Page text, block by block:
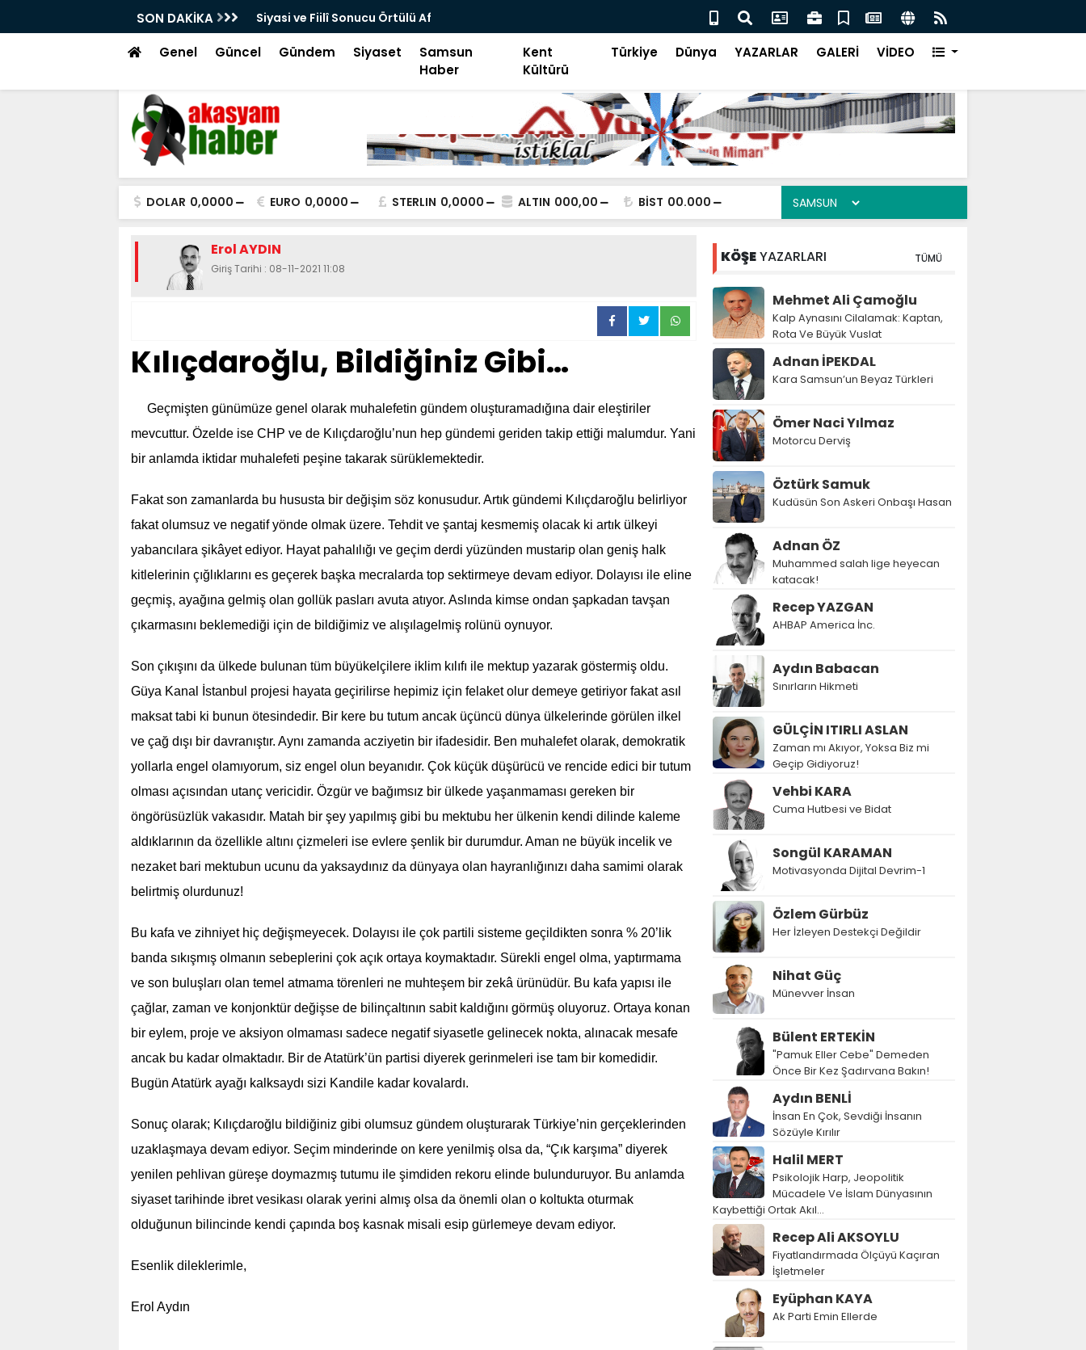
SON DAKİKA Özel Bireyler Yaz Tatilini Dolu Dolu Geçiriyor Kara Samsun’un Beyaz Türkleri
Genel Güncel Gündem Siyaset
Samsun
Haber
Kent
Kültürü
Türkiye Dünya YAZARLAR GALERİ VİDEO
DOLAR 0,0000 EURO 0,0000 STERLIN 0,0000 ALTIN 000,00 BİST 00.000
Erol AYDIN
Giriş Tarihi : 08-11-2021 11:08
Kılıçdaroğlu, Bildiğiniz Gibi…
Geçmişten günümüze genel olarak muhalefetin gündem oluşturamadığına dair eleştiriler
mevcuttur. Özelde ise CHP ve de Kılıçdaroğlu’nun hep gündemi geriden takip ettiği malumdur. Yani
bir anlamda iktidar muhalefeti peşine takarak sürüklemektedir.
Fakat son zamanlarda bu hususta bir değişim söz konusudur. Artık gündemi Kılıçdaroğlu belirliyor
fakat olumsuz ve negatif yönde olmak üzere. Tehdit ve şantaj kesmemiş olacak ki artık ülkeyi
yabancılara şikâyet ediyor. Hayat pahalılığı ve geçim derdi yüzünden mustarip olan geniş halk
kitlelerinin çığlıklarını es geçerek başka mecralarda top sektirmeye devam ediyor. Dolayısı ile eline
geçmiş, ayağına gelmiş olan gollük pasları avuta atıyor. Aslında kimse ondan şapkadan tavşan
çıkarmasını beklemediği için de bildiğimiz ve alışılagelmiş rolünü oynuyor.
Son çıkışını da ülkede bulunan tüm büyükelçilere iklim kılıfı ile mektup yazarak göstermiş oldu.
Güya Kanal İstanbul projesi hayata geçirilirse hepimiz için felaket olur demeye getiriyor fakat asıl
maksat tabi ki bunun ötesindedir. Bir kere bu tutum ancak üçüncü dünya ülkelerinde görülen ilkel
ve çağ dışı bir davranıştır. Aynı zamanda acziyetin bir ifadesidir. Ben muhalefet olarak, demokratik
yollarla engel olamıyorum, siz engel olun beyanıdır. Çok küçük düşürücü ve rencide edici bir tutum
olması açısından utanç vericidir. Özgür ve bağımsız bir ülkede yaşanmaması gereken bir
öngörüsüzlük vakasıdır. Matah bir şey yapılmış gibi bu mektubu her ülkenin kendi dilinde kaleme
aldıklarının da özellikle altını çizmeleri ise evlere şenlik bir durumdur. Aman ne büyük incelik ve
nezaket bari mektubun ucunu da yaksaydınız da dünyaya olan hayranlığınızı daha samimi olarak
belirtmiş olurdunuz!
Bu kafa ve zihniyet hiç değişmeyecek. Dolayısı ile çok partili sisteme geçildikten sonra % 20’lik
banda sıkışmış olmanın sebeplerini çok açık ortaya koymaktadır. Sürekli engel olma, yaptırmama
ve son buluşları olan temel atmama törenleri ne muhteşem bir zekâ ürünüdür. Bu kafa yapısı ile
çağlar, zaman ve konjonktür değişse de bilinçaltının sabit kaldığını görmüş oluyoruz. Ortaya konan
bir eylem, proje ve aksiyon olmaması sadece negatif siyasetle gelinecek nokta, alınacak mesafe
ancak bu kadar olmaktadır. Bir de Atatürk’ün partisi diyerek gerinmeleri ise tam bir komedidir.
Bugün Atatürk ayağı kalksaydı sizi Kandile kadar kovalardı.
Sonuç olarak; Kılıçdaroğlu bildiğiniz gibi olumsuz gündem oluşturarak Türkiye’nin gerçeklerinden
uzaklaşmaya devam ediyor. Seçim minderinde on kere yenilmiş olsa da, “Çık karşıma” diyerek
yenilen pehlivan güreşe doymazmış tutumu ile şimdiden rekoru elinde bulunduruyor. Bu anlamda
siyaset tarihinde ibret vesikası olarak yerini almış olsa da önemli olan o koltukta oturmak
olduğunun bilincinde kendi çapında boş kasnak misali esip gürlemeye devam ediyor.
Esenlik dileklerimle,
Erol Aydın
KÖŞEYAZARLARI TÜMÜ
Mehmet Ali Çamoğlu
Kalp Aynasını Cilalamak: Kaptan,
Rota Ve Büyük Vuslat
Adnan İPEKDAL
Kara Samsun’un Beyaz Türkleri
Ömer Naci Yılmaz
Motorcu Derviş
Öztürk Samuk
Kudüsün Son Askeri Onbaşı Hasan
Adnan ÖZ
Muhammed salah lige heyecan
katacak!
Recep YAZGAN
AHBAP America İnc.
Aydın Babacan
Sınırların Hikmeti
GÜLÇİN ITIRLI ASLAN
Zaman mı Akıyor, Yoksa Biz mi
Geçip Gidiyoruz!
Vehbi KARA
Cuma Hutbesi ve Bidat
Songül KARAMAN
Motivasyonda Dijital Devrim-1
Özlem Gürbüz
Her İzleyen Destekçi Değildir
Nihat Güç
Münevver İnsan
Bülent ERTEKİN
"Pamuk Eller Cebe" Demeden
Önce Bir Kez Şadırvana Bakın!
Aydın BENLİ
İnsan En Çok, Sevdiği İnsanın
Sözüyle Kırılır
Halil MERT
Psikolojik Harp, Jeopolitik
Mücadele Ve İslam Dünyasının
Kaybettiği Ortak Akıl…
Recep Ali AKSOYLU
Fiyatlandırmada Ölçüyü Kaçıran
İşletmeler
Eyüphan KAYA
Ak Parti Emin Ellerde